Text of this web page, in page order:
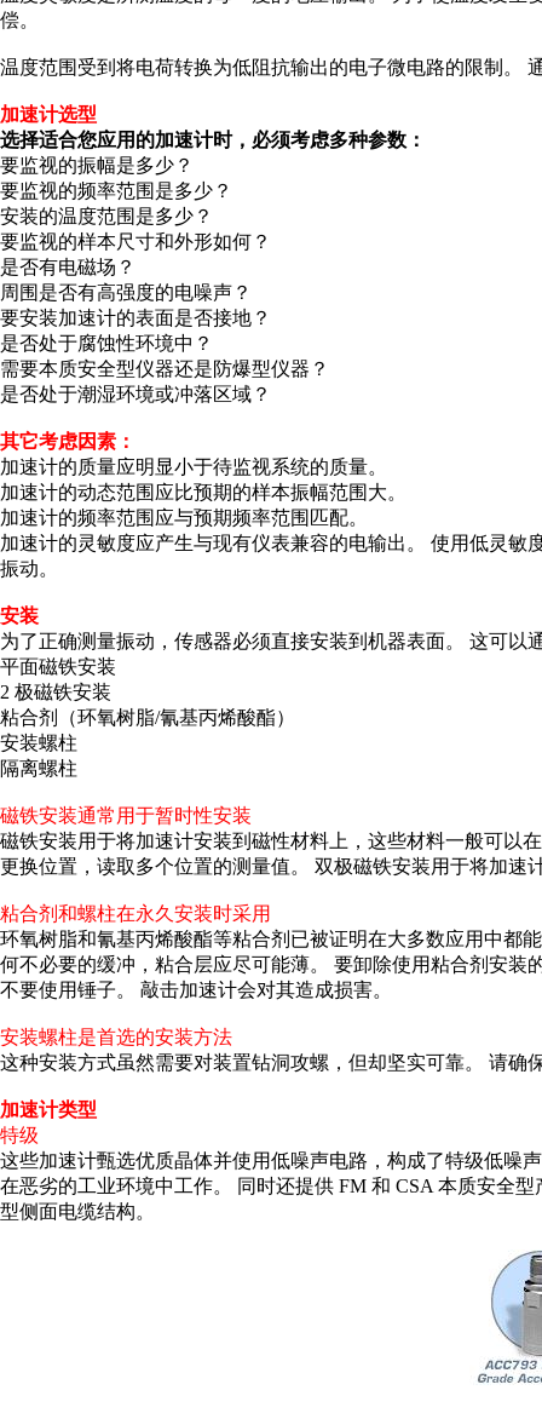
偿。
温度范围受到将电荷转换为低阻抗输出的电子微电路的限制。
加速计选型
选择适合您应用的加速计时，必须考虑多种参数：
要监视的振幅是多少？
要监视的频率范围是多少？
安装的温度范围是多少？
要监视的样本尺寸和外形如何？
是否有电磁场？
周围是否有高强度的电噪声？
要安装加速计的表面是否接地？
是否处于腐蚀性环境中？
需要本质安全型仪器还是防爆型仪器？
是否处于潮湿环境或冲落区域？
其它考虑因素：
加速计的质量应明显小于待监视系统的质量。
加速计的动态范围应比预期的样本振幅范围大。
加速计的频率范围应与预期频率范围匹配。
加速计的灵敏度应产生与现有仪表兼容的电输出。 使用低灵
振动。
安装
为了正确测量振动，传感器必须直接安装到机器表面。 这可以
平面磁铁安装
2 极磁铁安装
粘合剂（环氧树脂/氰基丙烯酸酯）
安装螺柱
隔离螺柱
磁铁安装通常用于暂时性安装
磁铁安装用于将加速计安装到磁性材料上，这些材料一般可以
更换位置，读取多个位置的测量值。 双极磁铁安装用于将加速
粘合剂和螺柱在永久安装时采用
环氧树脂和氰基丙烯酸酯等粘合剂已被证明在大多数应用中都
何不必要的缓冲，粘合层应尽可能薄。 要卸除使用粘合剂安
不要使用锤子。 敲击加速计会对其造成损害。
安装螺柱是首选的安装方法
这种安装方式虽然需要对装置钻洞攻螺，但却坚实可靠。 请确
加速计类型
特级
这些加速计甄选优质晶体并使用低噪声电路，构成了特级低噪
在恶劣的工业环境中工作。 同时还提供 FM 和 CSA 本质安全
型侧面电缆结构。